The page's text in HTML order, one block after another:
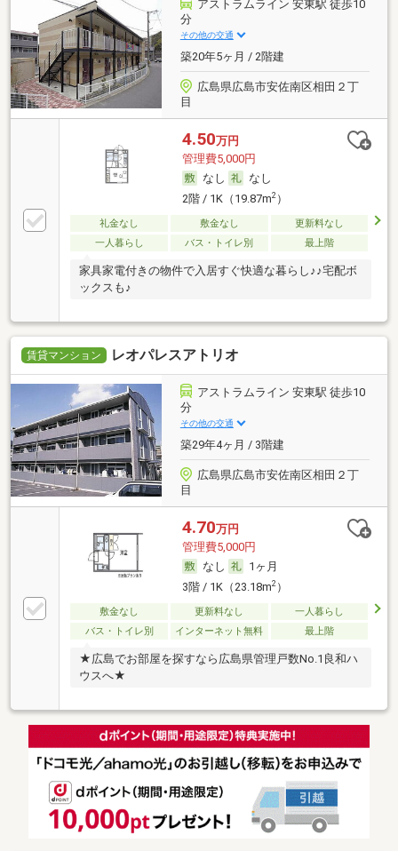
アストラムライン 安東駅 徒歩10
分
その他の交通
築20年5ヶ月 / 2階建
広島県広島市安佐南区相田２丁
目
4.50万円
管理費5,000円
なし
なし
2階 / 1K（19.87m2）
礼金なし 敷金なし
更新料なし
一人暮らし
バス・トイレ別 最上階
家具家電付きの物件で入居すぐ快適な暮らし♪♪宅配ボ
ックスも♪
賃貸マンション レオパレスアトリオ
アストラムライン 安東駅 徒歩10
分
その他の交通
築29年4ヶ月 / 3階建
広島県広島市安佐南区相田２丁
目
4.70万円
管理費5,000円
なし
1ヶ月
3階 / 1K（23.18m2）
敷金なし 更新料なし
一人暮らし
バス・トイレ別
インターネット無料 最上階
★広島でお部屋を探すなら広島県管理戸数No.1良和ハ
ウスへ★